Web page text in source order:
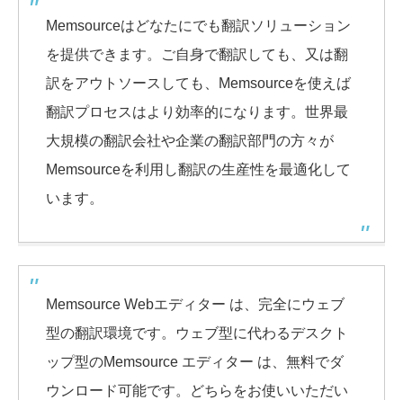
Memsourceはどなたにでも翻訳ソリューション
を提供できます。ご自身で翻訳しても、又は翻
訳をアウトソースしても、Memsourceを使えば
翻訳プロセスはより効率的になります。世界最
大規模の翻訳会社や企業の翻訳部門の方々が
Memsourceを利用し翻訳の生産性を最適化して
います。
Memsource Webエディター は、完全にウェブ
型の翻訳環境です。ウェブ型に代わるデスクト
ップ型のMemsource エディター は、無料でダ
ウンロード可能です。どちらをお使いいただい